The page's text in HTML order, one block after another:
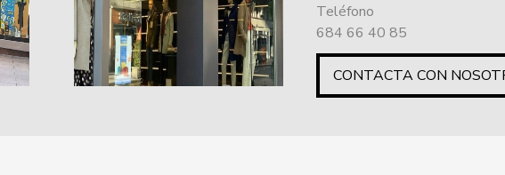
Teléfono
684 66 40 85
CONTACTA CON